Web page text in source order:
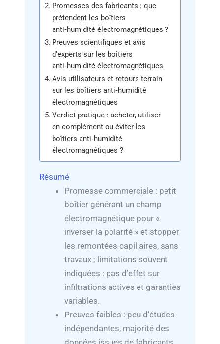
Promesses des fabricants : que
prétendent les boîtiers
anti‑humidité électromagnétiques ?
Preuves scientifiques et avis
d’experts sur les boîtiers
anti‑humidité électromagnétiques
Avis utilisateurs et retours terrain
sur les boîtiers anti‑humidité
électromagnétiques
Verdict pratique : acheter, utiliser
en complément ou éviter les
boîtiers anti‑humidité
électromagnétiques ?
Résumé
Promesse commerciale : petit
boîtier générant un champ
électromagnétique pour «
inverser la polarité » et stopper
les remontées capillaires, sans
travaux ; limitations souvent
indiquées : pas d’effet sur
infiltrations actives et garanties
variables.
Preuves faibles : peu d’études
indépendantes, majorité des